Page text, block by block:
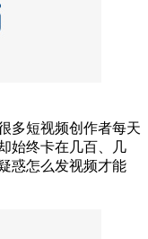
多短视频创作者每天
始终卡在几百、几
惑怎么发视频才能